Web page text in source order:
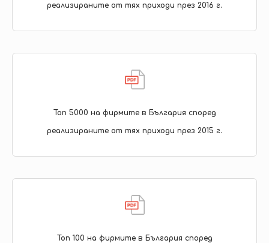
реализираните от тях приходи през 2016 г.
Топ 5000 на фирмите в България според
реализираните от тях приходи през 2015 г.
Топ 100 на фирмите в България според